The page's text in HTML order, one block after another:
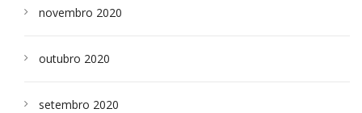
novembro 2020
outubro 2020
setembro 2020